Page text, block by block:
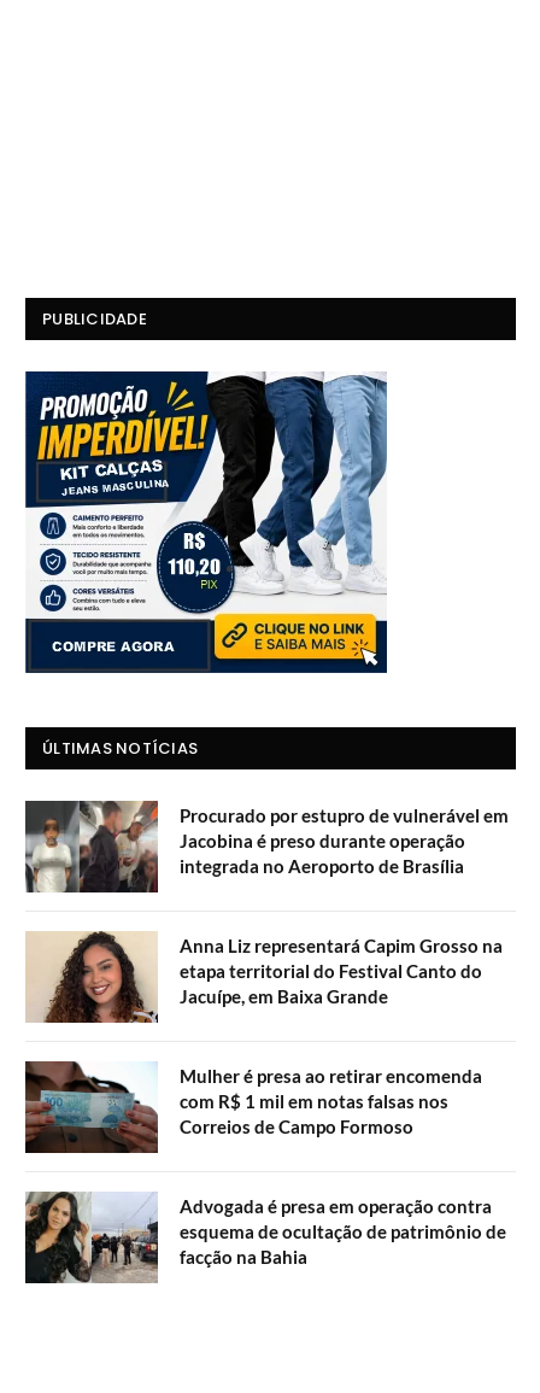
PUBLICIDADE
ÚLTIMAS NOTÍCIAS
Procurado por estupro de vulnerável em
Jacobina é preso durante operação
integrada no Aeroporto de Brasília
Anna Liz representará Capim Grosso na
etapa territorial do Festival Canto do
Jacuípe, em Baixa Grande
Mulher é presa ao retirar encomenda
com R$ 1 mil em notas falsas nos
Correios de Campo Formoso
Advogada é presa em operação contra
esquema de ocultação de patrimônio de
facção na Bahia